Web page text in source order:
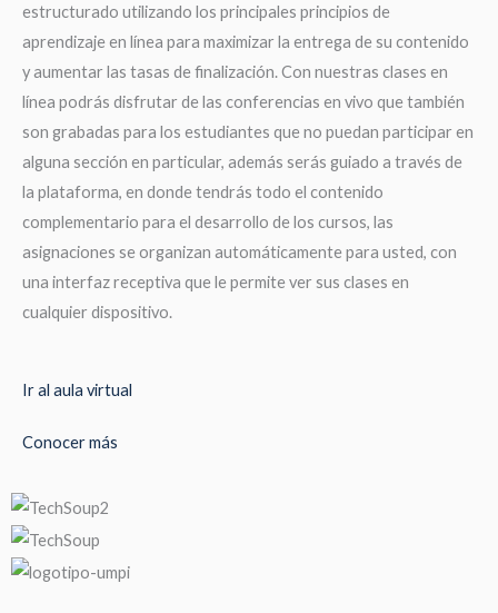
estructurado utilizando los principales principios de
aprendizaje en línea para maximizar la entrega de su contenido
y aumentar las tasas de finalización. Con nuestras clases en
línea podrás disfrutar de las conferencias en vivo que también
son grabadas para los estudiantes que no puedan participar en
alguna sección en particular, además serás guiado a través de
la plataforma, en donde tendrás todo el contenido
complementario para el desarrollo de los cursos, las
asignaciones se organizan automáticamente para usted, con
una interfaz receptiva que le permite ver sus clases en
cualquier dispositivo.
Ir al aula virtual
Conocer más